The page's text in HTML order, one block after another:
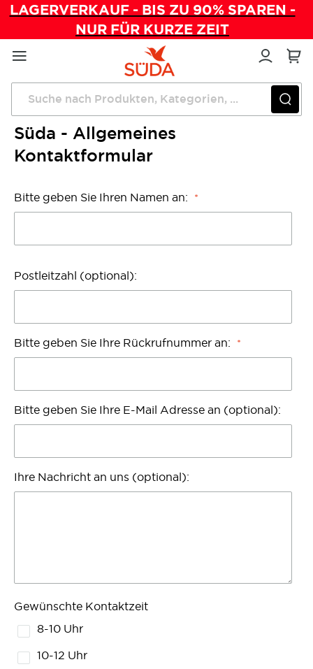
LAGERVERKAUF - BIS ZU 90% SPAREN -
NUR FÜR KURZE ZEIT
Direkt
zum
Inhalt
Startseite Süda - Allgemeines Kontaktformular
Süda - Allgemeines
Kontaktformular
Bitte geben Sie Ihren Namen an:
Postleitzahl (optional):
Bitte geben Sie Ihre Rückrufnummer an:
Bitte geben Sie Ihre E-Mail Adresse an (optional):
Ihre Nachricht an uns (optional):
Gewünschte Kontaktzeit
8-10 Uhr
10-12 Uhr